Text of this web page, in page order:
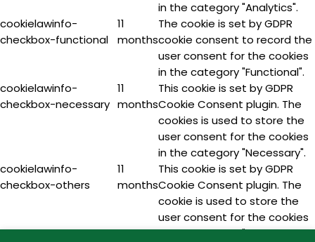
in the category "Analytics".
cookielawinfo-
checkbox-functional
11
months
The cookie is set by GDPR
cookie consent to record the
user consent for the cookies
in the category "Functional".
cookielawinfo-
checkbox-necessary
11
months
This cookie is set by GDPR
Cookie Consent plugin. The
cookies is used to store the
user consent for the cookies
in the category "Necessary".
cookielawinfo-
checkbox-others
11
months
This cookie is set by GDPR
Cookie Consent plugin. The
cookie is used to store the
user consent for the cookies
in the category "Other.